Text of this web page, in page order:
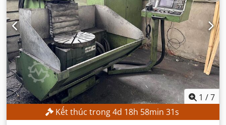
1 /7
Kết thúc trong4d 18h 58min 29s